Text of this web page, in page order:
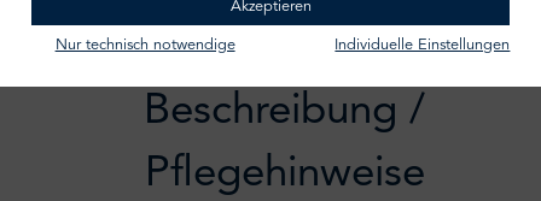
Beschreibung /
Pflegehinweise
Akzeptieren
Nur technisch notwendige Individuelle Einstellungen